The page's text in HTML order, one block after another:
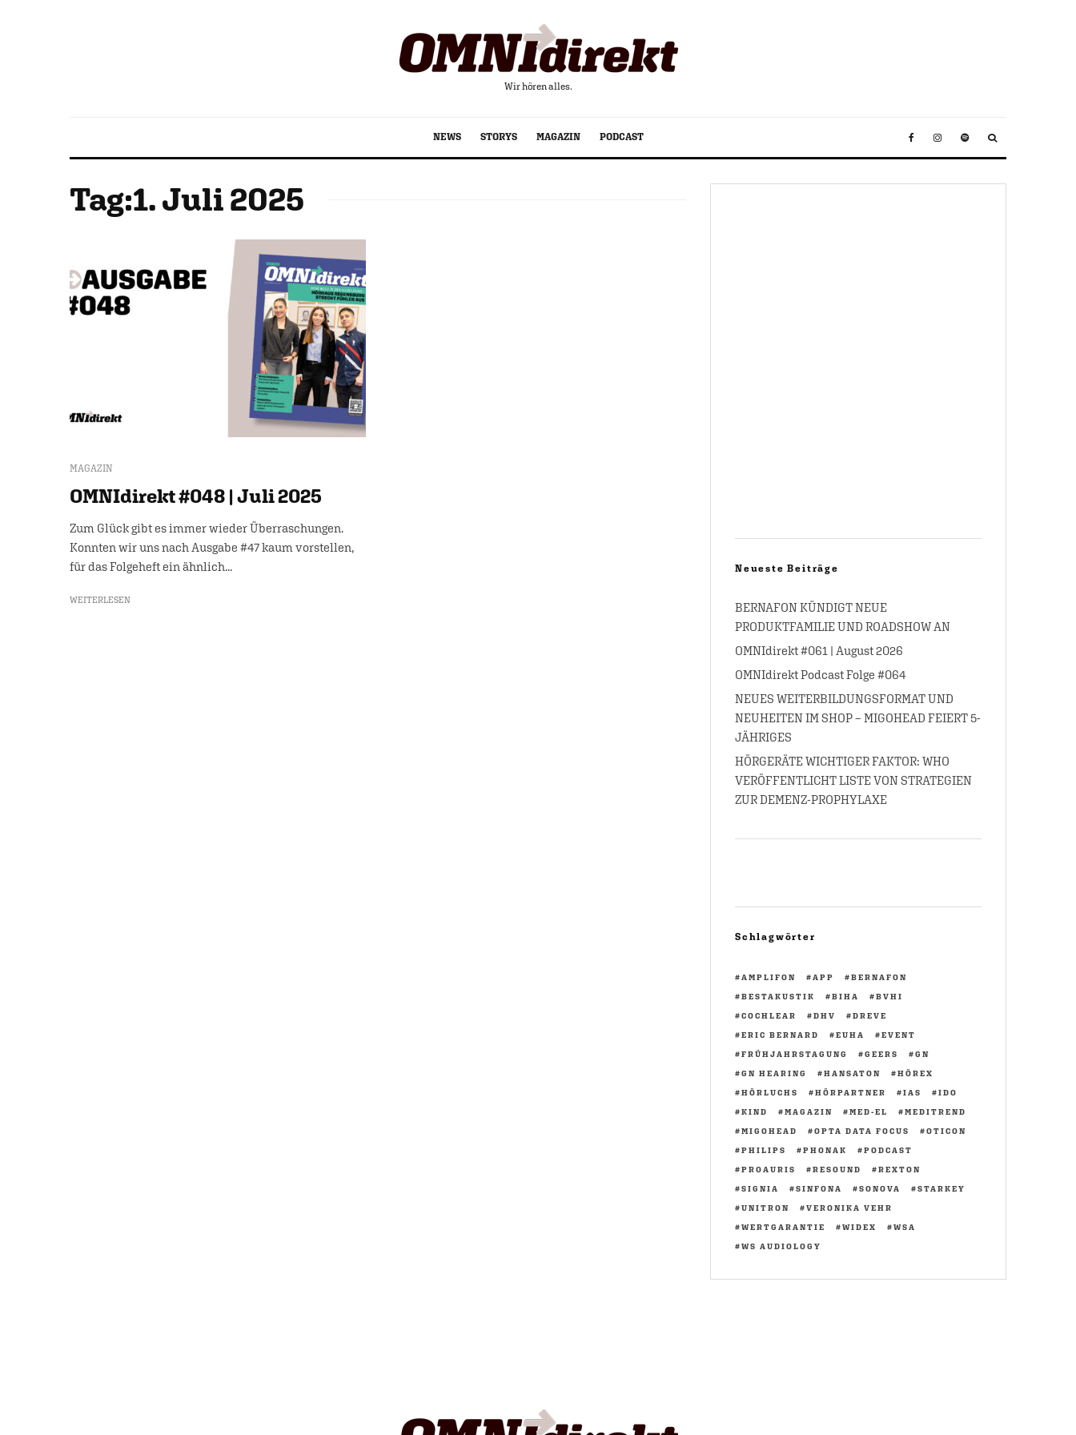
Wir hören alles.
NEWS STORYS MAGAZIN PODCAST
Tag:1. Juli 2025
MAGAZIN
OMNIdirekt #048 | Juli 2025
Zum Glück gibt es immer wieder Überraschungen.
Konnten wir uns nach Ausgabe #47 kaum vorstellen,
für das Folgeheft ein ähnlich...
WEITERLESEN
Neueste Beiträge
BERNAFON KÜNDIGT NEUE
PRODUKTFAMILIE UND ROADSHOW AN
OMNIdirekt #061 | August 2026
OMNIdirekt Podcast Folge #064
NEUES WEITERBILDUNGSFORMAT UND
NEUHEITEN IM SHOP – MIGOHEAD FEIERT 5-
JÄHRIGES
HÖRGERÄTE WICHTIGER FAKTOR: WHO
VERÖFFENTLICHT LISTE VON STRATEGIEN
ZUR DEMENZ-PROPHYLAXE
Schlagwörter
AMPLIFON APP
BERNAFON
BESTAKUSTIK
BIHA
BVHI
COCHLEAR
DHV
DREVE
ERIC BERNARD
EUHA
EVENT
FRÜHJAHRSTAGUNG
GEERS
GN
GN HEARING
HANSATON
HÖREX
HÖRLUCHS
HÖRPARTNER IAS
IDO
KIND
MAGAZIN MED-EL
MEDITREND
MIGOHEAD
OPTA DATA FOCUS
OTICON
PHILIPS
PHONAK
PODCAST
PROAURIS
RESOUND
REXTON
SIGNIA
SINFONA SONOVA
STARKEY
UNITRON
VERONIKA VEHR
WERTGARANTIE
WIDEX
WSA
WS AUDIOLOGY